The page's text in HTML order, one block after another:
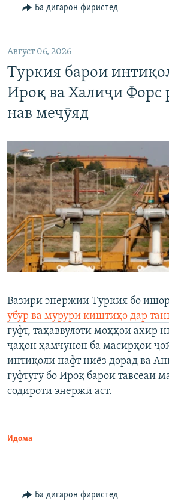
Ба дигарон фиристед
Август 06, 2026
Туркия барои
Ироқ ва Халиҷи Форс
нав меҷӯяд
Вазири энержии Туркия бо
убур ва мурури киштиҳо дар
гуфт, таҳаввулоти моҳҳои ахир
ҷаҳон ҳамчунон ба масирҳои
интиқоли нафт ниёз дорад ва
гуфтугӯ бо Ироқ барои тавсеаи
содироти энержӣ аст.
Идома
Ба дигарон фиристед